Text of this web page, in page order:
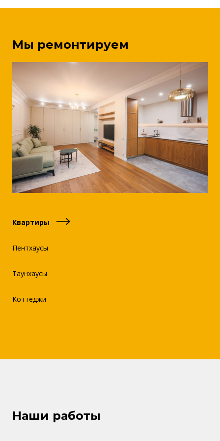
Мы ремонтируем
Квартиры
Пентхаусы
Таунхаусы
Коттеджи
Наши работы